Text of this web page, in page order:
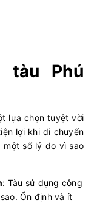
tàu Phú
lựa chọn tuyệt vời
lợi khi di chuyển
số lý do vì sao
: Tàu sử dụng công
Ổn định và ít